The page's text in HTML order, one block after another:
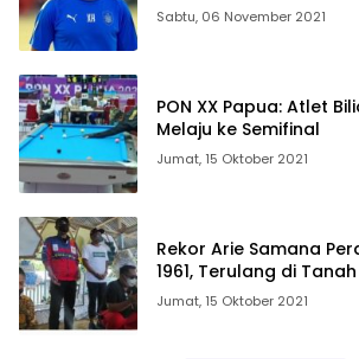
Sabtu, 06 November 2021
PON XX Papua: Atlet
Melaju ke Semifinal
Jumat, 15 Oktober 2021
Rekor Arie Samana
1961, Terulang di
Jumat, 15 Oktober 2021